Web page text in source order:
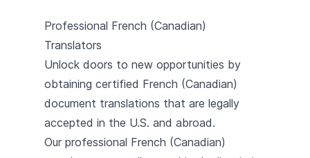
Professional French (Canadian)
Translators
Unlock doors to new opportunities by
obtaining certified French (Canadian)
document translations that are legally
accepted in the U.S. and abroad.
Our professional French (Canadian)